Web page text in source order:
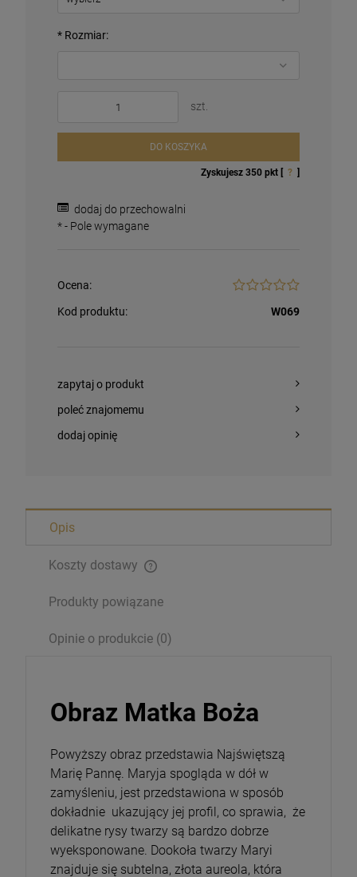
Bransoletka Benedyktyńska
16,00 zł
DO KOSZYKA
* Rozmiar:
szt.
DO KOSZYKA
Zyskujesz 350 pkt [ ? ]
dodaj do przechowalni
*- Pole wymagane
Ocena:
Kod produktu: W069
zapytaj o produkt
poleć znajomemu
dodaj opinię
Opis
Koszty dostawy
Produkty powiązane
Opinie o produkcie (0)
Obraz Matka Boża
Powyższy obraz przedstawia Najświętszą
Marię Pannę. Maryja spogląda w dół w
zamyśleniu, jest przedstawiona w sposób
dokładnie ukazujący jej profil, co sprawia, że
delikatne rysy twarzy są bardzo dobrze
wyeksponowane. Dookoła twarzy Maryi
znajduje się subtelna, złota aureola, która